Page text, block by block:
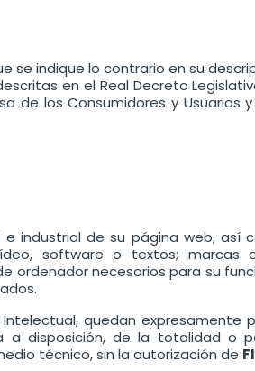
indique lo contrario en su
en el Real Decreto
de los Consumidores y Usuarios
industrial de su página web, así
software o textos; marcas
ordenador necesarios para su
quedan expresamente
a disposición, de la totalidad o
técnico, sin la autorización de